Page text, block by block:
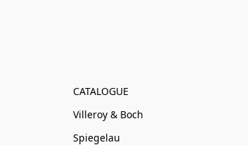
CATALOGUE
Villeroy & Boch
Spiegelau